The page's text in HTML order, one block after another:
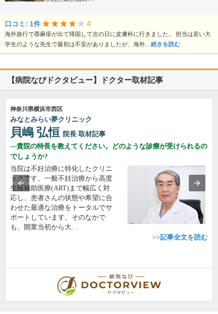
口コミ: 1件 4
海外旅行で蕁麻疹が出て帰国して次の日に皮膚科に行きました。 担当は若い大
学生のような先生で最初は不安がありましたが、海外... 続きを読む
【病院なびドクタビュー】ドクター取材記事
神奈川県横浜市西区
みなとみらい夢クリニック
貝嶋 弘恒 院長 取材記事
貴院の特長を教えてください。どのような診療が受けられるの
でしょうか?
当院は不妊治療に特化したクリニ
ックです。一般不妊治療から高度
生殖補助医療(ART)まで幅広く対
応し、患者さんの状態や希望に合
わせた最適な治療をトータルでサ
ポートしています。そのなかで
も、開業当初から大…
>>記事全文を読む